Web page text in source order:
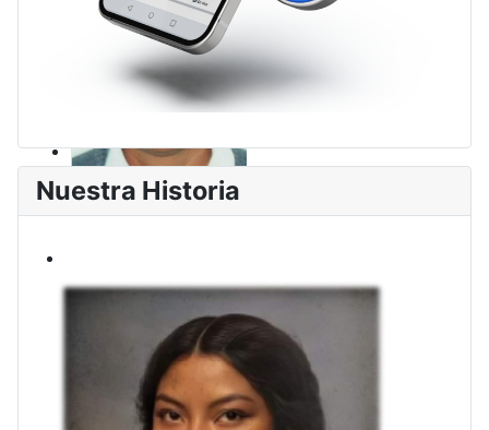
Nuestra Historia